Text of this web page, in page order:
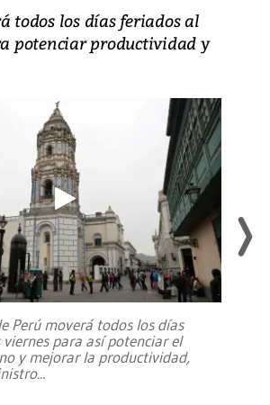
todos los días feriados al
potenciar productividad y
Perú moverá todos los días
viernes para así potenciar el
y mejorar la productividad,
...